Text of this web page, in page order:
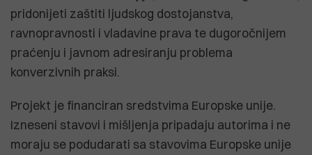
pridonijeti zaštiti ljudskog dostojanstva,
ravnopravnosti i vladavine prava te dugoročnijem
praćenju i javnom adresiranju problema
konverzivnih praksi.
Projekt je financiran sredstvima Europske unije.
Izneseni stavovi i mišljenja pripadaju autorima i ne
moraju se podudarati sa stavovima Europske unije